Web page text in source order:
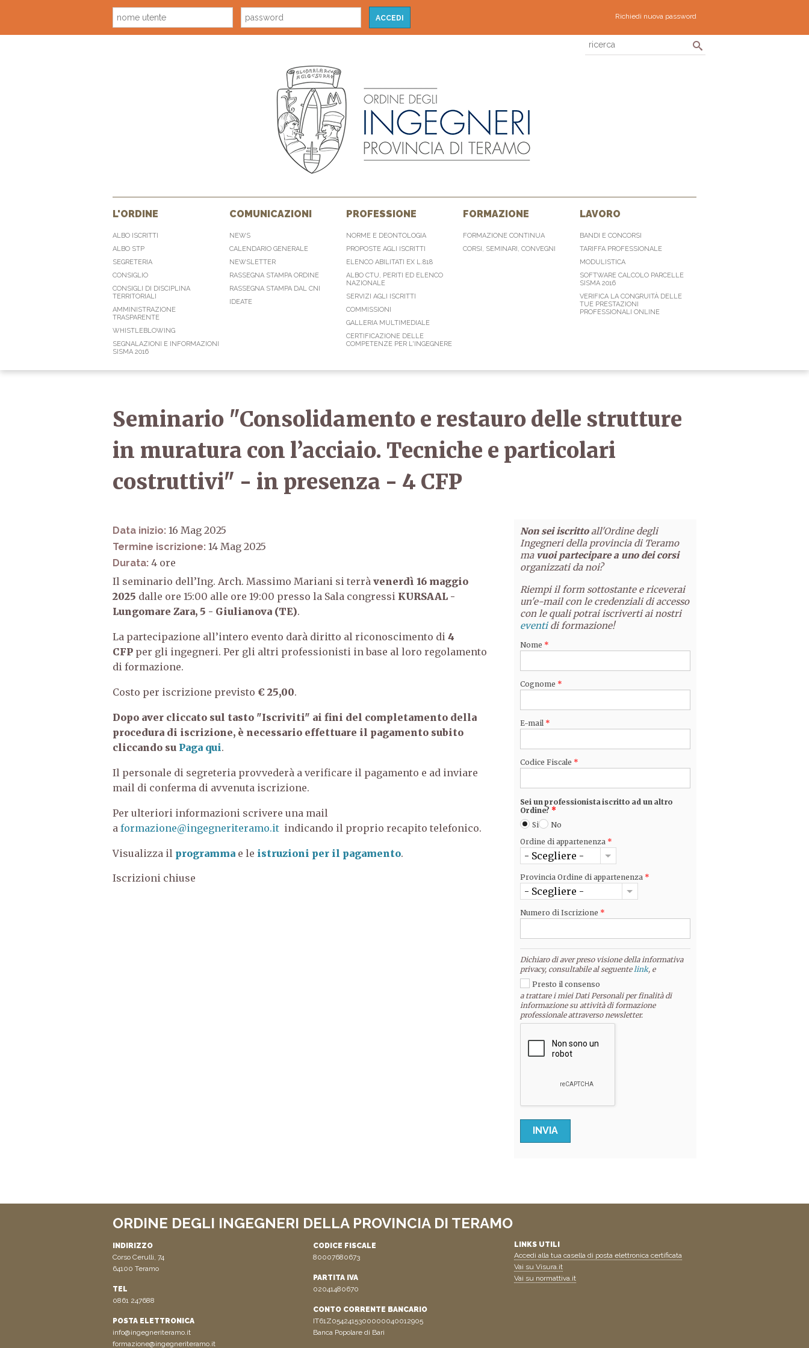
Richiedi nuova password
L'ORDINE
ALBO ISCRITTI
ALBO STP
SEGRETERIA
CONSIGLIO
CONSIGLI DI DISCIPLINA
TERRITORIALI
AMMINISTRAZIONE
TRASPARENTE
WHISTLEBLOWING
SEGNALAZIONI E INFORMAZIONI
SISMA 2016
COMUNICAZIONI
NEWS
CALENDARIO GENERALE
NEWSLETTER
RASSEGNA STAMPA ORDINE
RASSEGNA STAMPA DAL CNI
IDEATE
PROFESSIONE
NORME E DEONTOLOGIA
PROPOSTE AGLI ISCRITTI
ELENCO ABILITATI EX L.818
ALBO CTU, PERITI ED ELENCO
NAZIONALE
SERVIZI AGLI ISCRITTI
COMMISSIONI
GALLERIA MULTIMEDIALE
CERTIFICAZIONE DELLE
COMPETENZE PER L'INGEGNERE
FORMAZIONE
FORMAZIONE CONTINUA
CORSI, SEMINARI, CONVEGNI
LAVORO
BANDI E CONCORSI
TARIFFA PROFESSIONALE
MODULISTICA
SOFTWARE CALCOLO PARCELLE
SISMA 2016
VERIFICA LA CONGRUITÀ DELLE
TUE PRESTAZIONI
PROFESSIONALI ONLINE
Seminario "Consolidamento e restauro delle strutture
in muratura con l’acciaio. Tecniche e particolari
costruttivi" - in presenza - 4 CFP
Data inizio: 16 Mag 2025
Termine iscrizione: 14 Mag 2025
Durata: 4
Il seminario dell’Ing. Arch. Massimo Mariani si terrà venerdì 16 maggio
2025 dalle ore 15:00 alle ore 19:00 presso la Sala congressi KURSAAL -
Lungomare Zara, 5 - Giulianova (TE).
La partecipazione all’intero evento darà diritto al riconoscimento di 4
CFP per gli ingegneri. Per gli altri professionisti in base al loro regolamento
di formazione.
Costo per iscrizione previsto € 25,00.
Dopo aver cliccato sul tasto "Iscriviti" ai fini del completamento della
procedura di iscrizione, è necessario effettuare il pagamento subito
cliccando su Paga qui.
Il personale di segreteria provvederà a verificare il pagamento e ad inviare
mail di conferma di avvenuta iscrizione.
Per ulteriori informazioni scrivere una mail
a formazione@ingegneriteramo.it indicando il proprio recapito telefonico.
Visualizza il programma e le istruzioni per il pagamento.
Iscrizioni chiuse
Non sei iscrittoall'Ordine degli
Ingegneri della provincia di Teramo
ma vuoi partecipare a uno dei corsi
organizzati da noi?
Riempi il form sottostante e riceverai
un'e-mail con le credenziali di accesso
con le quali potrai iscriverti ai nostri
eventidi formazione!
Nome *
Cognome *
E-mail *
Codice Fiscale *
Sei un professionista iscritto ad un altro
Ordine? *
Si
No
Ordine di appartenenza *
- Scegliere -
Provincia Ordine di appartenenza *
- Scegliere -
Numero di Iscrizione *
Dichiaro di aver preso visione della informativa
privacy, consultabile al seguentelink, e
Presto il consenso
a trattare i miei Dati Personali per finalità di
informazione su attività di formazione
professionale attraverso newsletter.
ORDINE DEGLI INGEGNERI DELLA PROVINCIA DI TERAMO
INDIRIZZO
Corso Cerulli, 74
64100 Teramo
TEL
0861 247688
POSTA ELETTRONICA
info@ingegneriteramo.it
formazione@ingegneriteramo.it
CODICE FISCALE
80007680673
PARTITA IVA
02041480670
CONTO CORRENTE BANCARIO
IT61Z0542415300000040012905
Banca Popolare di Bari
LINKS UTILI
Accedi alla tua casella di posta elettronica certificata
Vai su Visura.it
Vai su normattiva.it